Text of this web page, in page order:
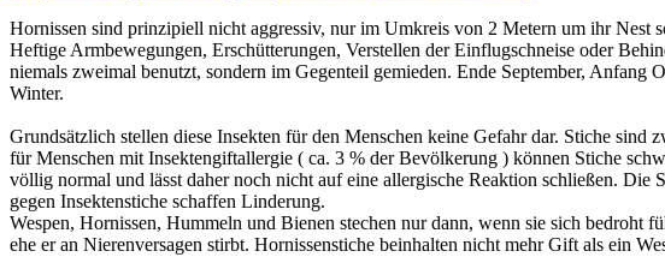
Hornissen sind prinzipiell nicht aggressiv, nur im Umkreis von 2 Metern um ihr Nest
Heftige Armbewegungen, Erschütterungen, Verstellen der Einflugschneise oder
niemals zweimal benutzt, sondern im Gegenteil gemieden. Ende September,
Winter.
Grundsätzlich stellen diese Insekten für den Menschen keine Gefahr dar. Stiche
für Menschen mit Insektengiftallergie ( ca. 3 % der Bevölkerung ) können Stiche
völlig normal und lässt daher noch nicht auf eine allergische Reaktion schließen.
gegen Insektenstiche schaffen Linderung.
Wespen, Hornissen, Hummeln und Bienen stechen nur dann, wenn sie sich bedroht
ehe er an Nierenversagen stirbt. Hornissenstiche beinhalten nicht mehr Gift als ein